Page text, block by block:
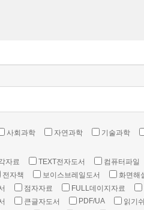
사회과학 자연과학 기술과학
자료 TEXT전자도서 컴퓨터파일
전자책 보이스브레일도서 화면해
점자자료 FULL데이지자료
큰글자도서 PDF/UA 읽기